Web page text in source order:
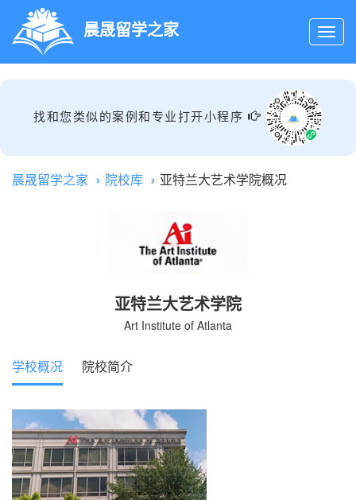
晨晟留学之家
找和您类似的案例和专业打开小程序
晨晟留学之家 院校库 亚特兰大艺术学院概况
亚特兰大艺术学院
Art Institute of Atlanta
学校概况 院校简介